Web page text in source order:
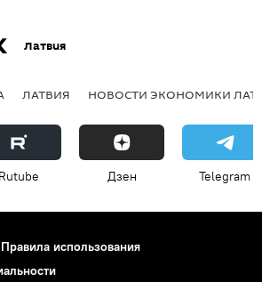
Латвия
ЛАТВИЯ НОВОСТИ ЭКОНОМИКИ
Rutube Дзен Telegram
Правила использования